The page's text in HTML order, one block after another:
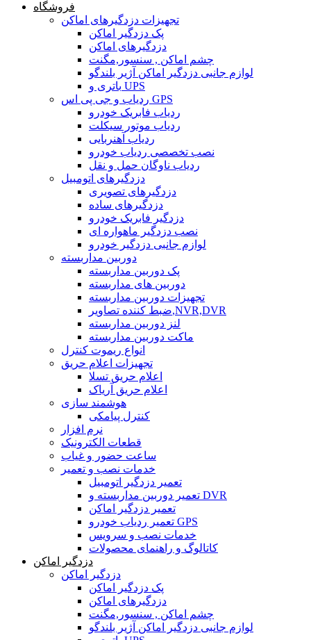
فروشگاه
تجهیزات دزدگیرهای اماکن
پک دزدگیر اماکن
دزدگیرهای اماکن
چشم اماکن , سنسور,مگنت
لوازم جانبی دزدگیر اماکن آژیر بلندگو
باتری و UPS
ردیاب و جی پی اس GPS
ردیاب فابریک خودرو
ردیاب موتور سیکلت
ردیاب آهنربایی
نصب تخصصی ردیاب خودرو
ردیاب ناوگان حمل و نقل
دزدگیرهای اتومبیل
دزدگیرهای تصویری
دزدگیرهای ساده
دزدگیر فابریک خودرو
نصب دزدگیر ماهواره ای
لوازم جانبی دزدگیر خودرو
دوربین مداربسته
پک دوربین مداربسته
دوربین های مداربسته
تجهیزات دوربین مداربسته
ضبط کننده تصاویر,NVR,DVR
لنز دوربین مداربسته
ماکت دوربین مداربسته
انواع ریموت کنترل
تجهیزات اعلام حریق
اعلام حریق تسلا
اعلام حریق آریاک
هوشمند سازی
کنترل پیامکی
نرم افزار
قطعات الکترونیک
ساعت حضور و غیاب
خدمات نصب و تعمیر
تعمیر دزدگیر اتومبیل
تعمیر دوربین مداربسته و DVR
تعمیر دزدگیر اماکن
تعمیر ردیاب خودرو GPS
خدمات نصب و سرویس
کاتالوگ و راهنمای محصولات
دزدگیر اماکن
دزدگیر اماکن
پک دزدگیر اماکن
دزدگیرهای اماکن
چشم اماکن , سنسور,مگنت
لوازم جانبی دزدگیر اماکن آژیر بلندگو